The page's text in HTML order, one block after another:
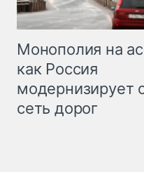
Монополия на
как Россия
модернизирует
сеть дорог